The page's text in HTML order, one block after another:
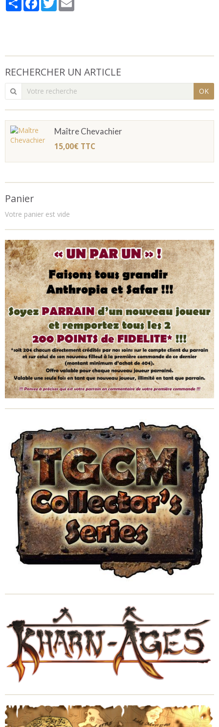
RECHERCHER UN ARTICLE
OK
Maître Chevachier
15,00€ TTC
Panier
Votre panier est vide